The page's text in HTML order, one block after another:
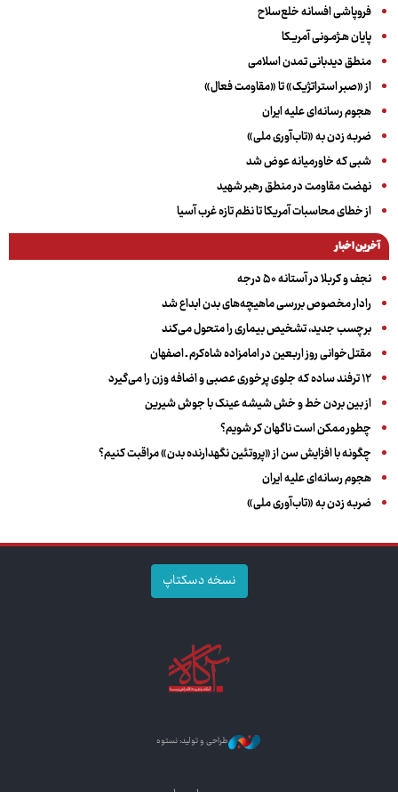
فروپاشی افسانه خلع‌سلاح
پایان هـژمـونی آمریـکا
منطق دیدبانی تمدن اسلامی
از «صبر استراتژیک» تا «مقاومت فعال»
هجوم رسانه‌ای علیه ایران
ضربه زدن به «تاب‌آوری ملی»
شبی که خاورمیانه عوض شد
نهضت مقاومت در منطق رهبر شهید
از خطای محاسبات آمریکا تا نظم تازه غرب آسیا
آخرین اخبار
نجف و کربلا در آستانه ۵۰ درجه
رادار مخصوص بررسی ماهیچه‌های بدن ابداع شد
برچسب جدید، تشخیص بیماری را متحول می‌کند
مقتل‌خوانی روز اربعین در امامزاده شاه‌کرم ـ اصفهان
۱۲ ترفند ساده که جلوی پرخوری عصبی و اضافه ‌وزن را می‌گیرد
از بین بردن خط و خش شیشه عینک با جوش شیرین
چطور ممکن است ناگهان کر شویم؟
چگونه با افزایش سن از «پروتئین نگهدارنده بدن» مراقبت کنیم؟
هجوم رسانه‌ای علیه ایران
ضربه زدن به «تاب‌آوری ملی»
نسخه دسکتاپ
طراحی و تولید: نستوه